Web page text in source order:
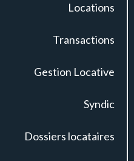
Locations
Transactions
Gestion Locative
Syndic
Dossiers locataires